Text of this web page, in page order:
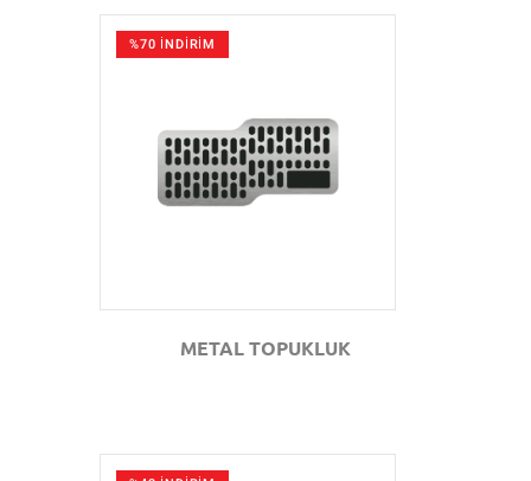
%70 İNDİRİM
GÖZAT
METAL TOPUKLUK